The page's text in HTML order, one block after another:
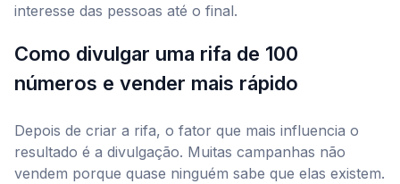
interesse das pessoas até o final.
Como divulgar uma rifa de 100
números e vender mais rápido
Depois de criar a rifa, o fator que mais influencia o
resultado é a divulgação. Muitas campanhas não
vendem porque quase ninguém sabe que elas existem.